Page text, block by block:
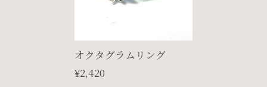
オクタグラムリング
¥2,420